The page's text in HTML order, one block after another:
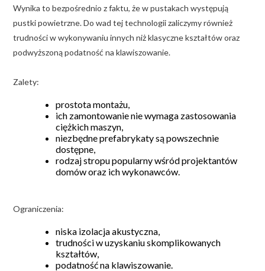
Wynika to bezpośrednio z faktu, że w pustakach występują
pustki powietrzne. Do wad tej technologii zaliczymy również
trudności w wykonywaniu innych niż klasyczne kształtów oraz
podwyższoną podatność na klawiszowanie.
Zalety:
prostota montażu,
ich zamontowanie nie wymaga zastosowania
ciężkich maszyn,
niezbędne prefabrykaty są powszechnie
dostępne,
rodzaj stropu popularny wśród projektantów
domów oraz ich wykonawców.
Ograniczenia:
niska izolacja akustyczna,
trudności w uzyskaniu skomplikowanych
kształtów,
podatność na klawiszowanie.